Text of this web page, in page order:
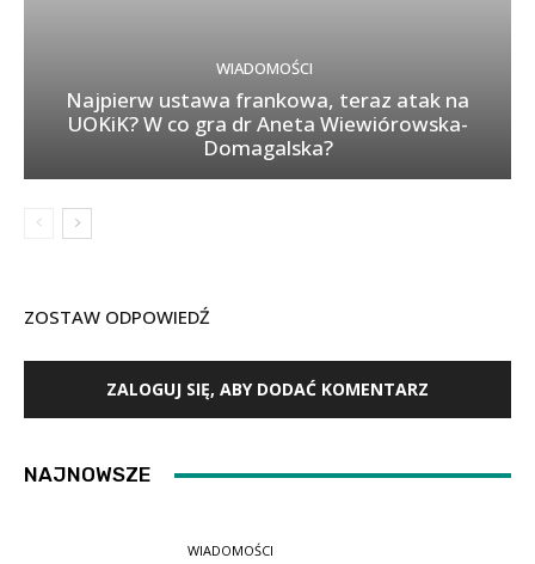
WIADOMOŚCI
Najpierw ustawa frankowa, teraz atak na
UOKiK? W co gra dr Aneta Wiewiórowska-
Domagalska?
ZOSTAW ODPOWIEDŹ
ZALOGUJ SIĘ, ABY DODAĆ KOMENTARZ
NAJNOWSZE
WIADOMOŚCI